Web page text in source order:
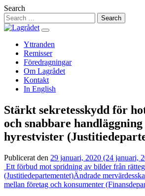
Hoppa
till
innehåll
Search
Yttranden
Remisser
Föredragningar
Om Lagrådet
Kontakt
In English
Stärkt sekretesskydd för
och snabbare handläggning
hyrestvister
Publicerat den 29 januari, 2020 (24 januari,
Inläggsnavigering
Ett förbud mot spridning av bilder från
(Justitiedepartementet)Ändrade
mellan företag och konsumenter